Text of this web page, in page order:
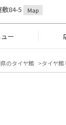
84-5 Map
ー
のタイヤ館 タイヤ館